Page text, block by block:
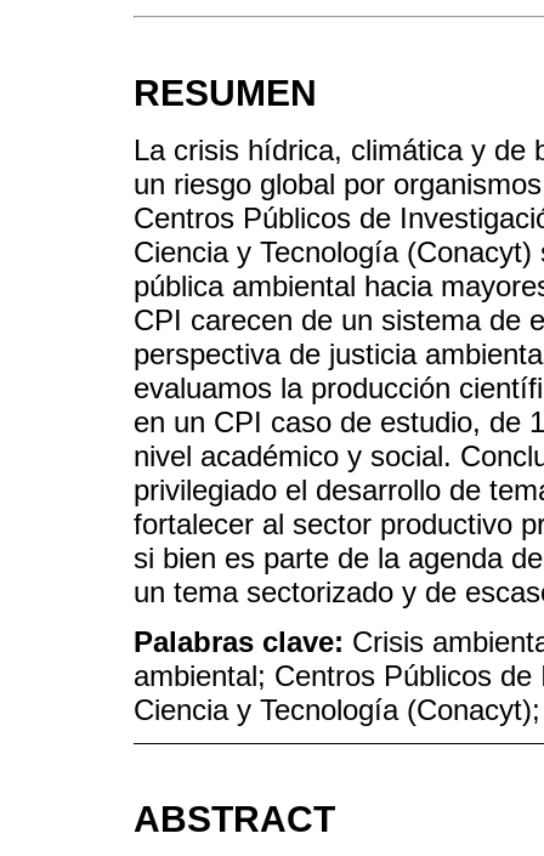
RESUMEN
La crisis hídrica, climática y de
un riesgo global por
Centros Públicos de
Ciencia y Tecnología
pública ambiental hacia
CPI carecen de un sistema de
perspectiva de justicia
evaluamos la producción
en un CPI caso de estudio, de
nivel académico y social.
privilegiado el desarrollo de
fortalecer al sector productivo
si bien es parte de la agenda
un tema sectorizado y de
Palabras clave: Crisis
ambiental; Centros Públicos
Ciencia y Tecnología
ABSTRACT